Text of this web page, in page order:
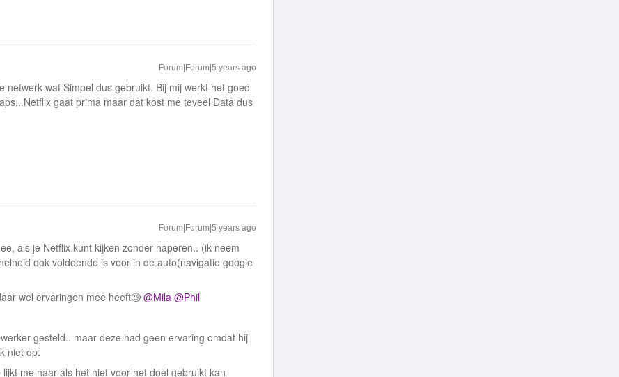
Forum|Forum|5 years ago
netwerk wat Simpel dus gebruikt. Bij mij werkt het goed
gaat prima maar dat kost me teveel Data dus
Forum|Forum|5 years ago
als je Netflix kunt kijken zonder haperen.. (ik neem
ook voldoende is voor in de auto(navigatie google
wel ervaringen mee heeft🧐 @Mila @Phil
gesteld.. maar deze had geen ervaring omdat hij
niet op.
me naar als het niet voor het doel gebruikt kan